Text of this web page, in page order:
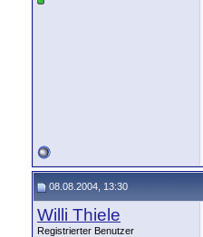
08.08.2004, 13:30
Willi Thiele
Registrierter Benutzer